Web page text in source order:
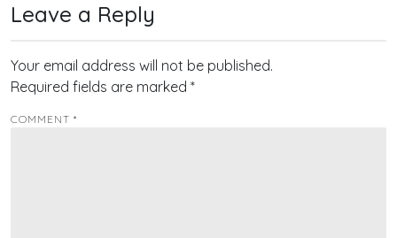
Leave a Reply
Your email address will not be published.
Required fields are marked *
COMMENT *